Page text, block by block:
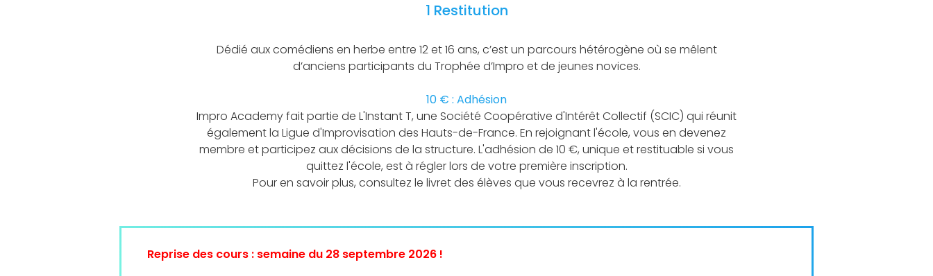
1 Restitution
Dédié aux comédiens en herbe entre 12 et 16 ans, c’est un parcours hétérogène où se mêlent
d’anciens participants du Trophée d’Impro et de jeunes novices.
10 € : Adhésion
Impro Academy fait partie de L'Instant T, une Société Coopérative d'Intérêt Collectif (SCIC) qui réunit
également la Ligue d'Improvisation des Hauts-de-France. En rejoignant l'école, vous en devenez
membre et participez aux décisions de la structure. L'adhésion de 10 €, unique et restituable si vous
quittez l'école, est à régler lors de votre première inscription.
Pour en savoir plus, consultez le livret des élèves que vous recevrez à la rentrée.
Reprise des cours : semaine du 28 septembre 2026 !